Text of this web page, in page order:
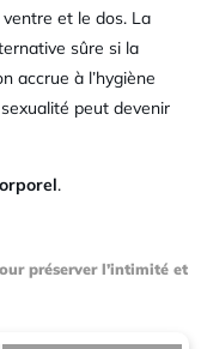
et le dos. La
sûre si la
accrue à l’hygiène
peut devenir
.
préserver l’intimité et